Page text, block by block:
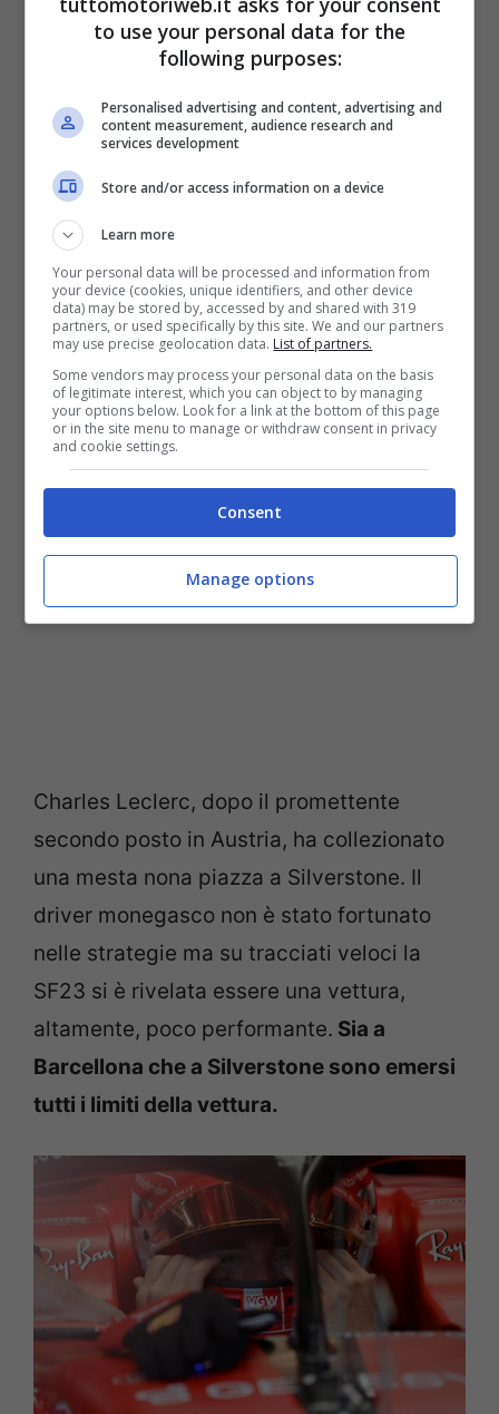
bandiera rossa per il crash del Checo ha
costretto i piloti a pazientare nei box
copioso, facendo saltare gli schemi.
Leclerc ha osservato anche il testacoda
del compagno di squadra che ha generato
l’ennesima red flag. Dopo la ripartenza
Leclerc ha fermato il crono 1:41.142,
marcando la settima piazza.
Ferrari, l’obiettivo di
Leclerc
Charles Leclerc, dopo il promettente
secondo posto in Austria, ha collezionato
una mesta nona piazza a Silverstone. Il
driver monegasco non è stato fortunato
nelle strategie ma su tracciati veloci la
SF23 si è rivelata essere una vettura,
altamente, poco performante. Sia a
Barcellona che a Silverstone sono emersi
tutti i limiti della vettura.
to use your personal data for the
following purposes:
Personalised advertising and content, advertising and
content measurement, audience research and
services development
Store and/or access information on a device
Learn more
Your personal data will be processed and information from
your device (cookies, unique identifiers, and other device
data) may be stored by, accessed by and shared with 319
partners, or used specifically by this site. We and our partners
may use precise geolocation data. List of partners.
Some vendors may process your personal data on the basis
of legitimate interest, which you can object to by managing
your options below. Look for a link at the bottom of this page
or in the site menu to manage or withdraw consent in privacy
and cookie settings.
Consent
Manage options